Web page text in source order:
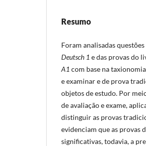
Resumo
Foram analisadas
Deutsch 1 e das provas do
A1 com base na
e examinar e de prova
objetos de estudo. Por
de avaliação e exame,
distinguir as provas
evidenciam que as provas
significativas, todavia, a